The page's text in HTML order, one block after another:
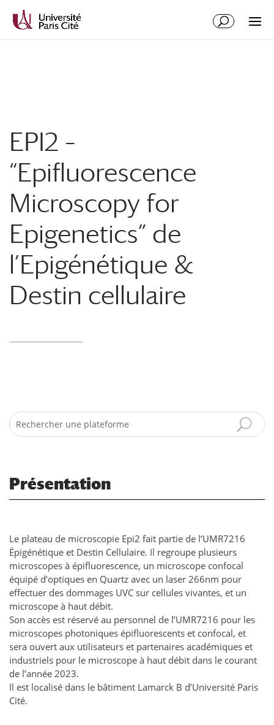
contenu
EPI2 –
“Epifluorescence
Microscopy for
Epigenetics” de
l’Epigénétique &
Destin cellulaire
Search
Présentation
Le plateau de microscopie Epi2 fait partie de l’UMR7216
Épigénétique et Destin Cellulaire. Il regroupe plusieurs
microscopes à épifluorescence, un microscope confocal
équipé d’optiques en Quartz avec un laser 266nm pour
effectuer des dommages UVC sur cellules vivantes, et un
microscope à haut débit.
Son accès est réservé au personnel de l’UMR7216 pour les
microscopes photoniques épifluorescents et confocal, et
sera ouvert aux utilisateurs et partenaires académiques et
industriels pour le microscope à haut débit dans le courant
de l’année 2023.
Il est localisé dans le bâtiment Lamarck B d’Université Paris
Cité.